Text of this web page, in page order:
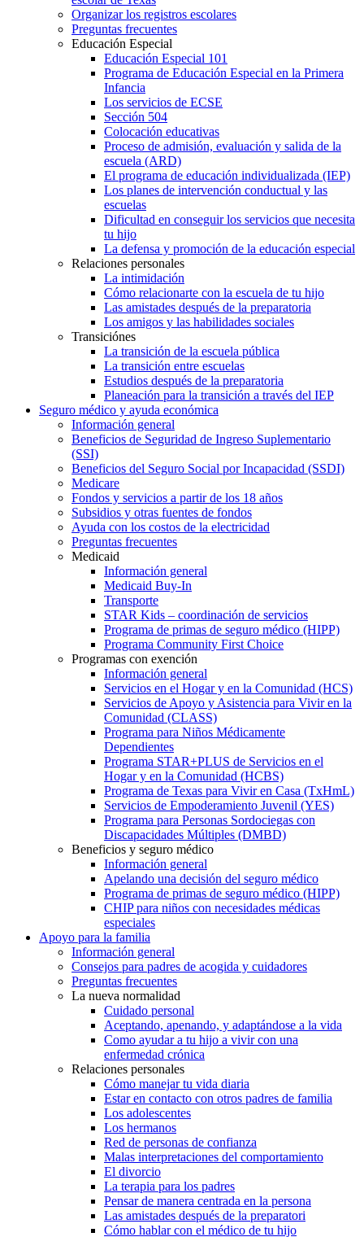
Organizar los registros escolares
Preguntas frecuentes
Educación Especial
Educación Especial 101
Programa de Educación Especial en la Primera
Infancia
Los servicios de ECSE
Sección 504
Colocación educativas
Proceso de admisión, evaluación y salida de la
escuela (ARD)
El programa de educación individualizada (IEP)
Los planes de intervención conductual y las
escuelas
Dificultad en conseguir los servicios que necesita
tu hijo
La defensa y promoción de la educación especial
Relaciones personales
La intimidación
Cómo relacionarte con la escuela de tu hijo
Las amistades después de la preparatoria
Los amigos y las habilidades sociales
Transiciónes
La transición de la escuela pública
La transición entre escuelas
Estudios después de la preparatoria
Planeación para la transición a través del IEP
Seguro médico y ayuda económica
Información general
Beneficios de Seguridad de Ingreso Suplementario
(SSI)
Beneficios del Seguro Social por Incapacidad (SSDI)
Medicare
Fondos y servicios a partir de los 18 años
Subsidios y otras fuentes de fondos
Ayuda con los costos de la electricidad
Preguntas frecuentes
Medicaid
Información general
Medicaid Buy-In
Transporte
STAR Kids – coordinación de servicios
Programa de primas de seguro médico (HIPP)
Programa Community First Choice
Programas con exención
Información general
Servicios en el Hogar y en la Comunidad (HCS)
Servicios de Apoyo y Asistencia para Vivir en la
Comunidad (CLASS)
Programa para Niños Médicamente
Dependientes
Programa STAR+PLUS de Servicios en el
Hogar y en la Comunidad (HCBS)
Programa de Texas para Vivir en Casa (TxHmL)
Servicios de Empoderamiento Juvenil (YES)
Programa para Personas Sordociegas con
Discapacidades Múltiples (DMBD)
Beneficios y seguro médico
Información general
Apelando una decisión del seguro médico
Programa de primas de seguro médico (HIPP)
CHIP para niños con necesidades médicas
especiales
Apoyo para la familia
Información general
Consejos para padres de acogida y cuidadores
Preguntas frecuentes
La nueva normalidad
Cuidado personal
Aceptando, apenando, y adaptándose a la vida
Como ayudar a tu hijo a vivir con una
enfermedad crónica
Relaciones personales
Cómo manejar tu vida diaria
Estar en contacto con otros padres de familia
Los adolescentes
Los hermanos
Red de personas de confianza
Malas interpretaciones del comportamiento
El divorcio
La terapia para los padres
Pensar de manera centrada en la persona
Las amistades después de la preparatori
Cómo hablar con el médico de tu hijo